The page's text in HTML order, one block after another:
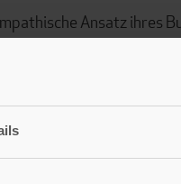
Ansatz ihres
Orientierung zu